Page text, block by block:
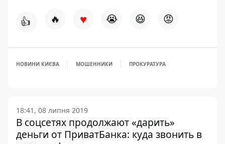
👍 🔥 ♥ 😭 😆 😡
НОВИНИ КИЄВА МОШЕННИКИ ПРОКУРАТУРА
18:41, 08 липня 2019
В соцсетях продолжают «дарить»
деньги от ПриватБанка: куда звонить в